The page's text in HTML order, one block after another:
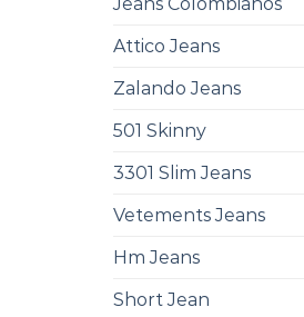
Attico Jeans
Zalando Jeans
501 Skinny
3301 Slim Jeans
Vetements Jeans
Hm Jeans
Short Jean